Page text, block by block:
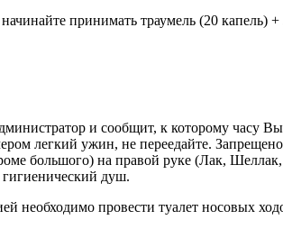
принимать траумель (20
и сообщит, к которому часу
легкий ужин, не переедайте.
большого) на правой руке (Лак, Шеллак,
душ.
необходимо провести туалет носовых